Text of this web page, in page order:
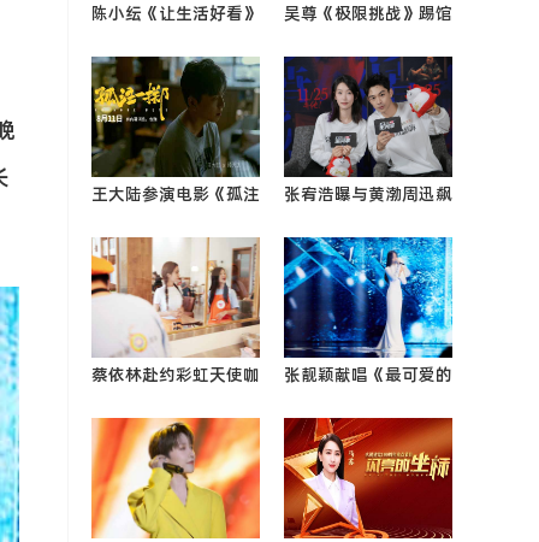
陈小纭《让生活好看》
生0
吴尊《极限挑战》踢馆
跑出超速幻影0
王大陆参演电影《孤注
自我挑战“亡命赌徒”
张宥浩曝与黄渤周迅飙
鞋还原《怒海》名场面
蔡依林赴约彩虹天使咖
梦想
张靓颖献唱《最可爱的
雄0